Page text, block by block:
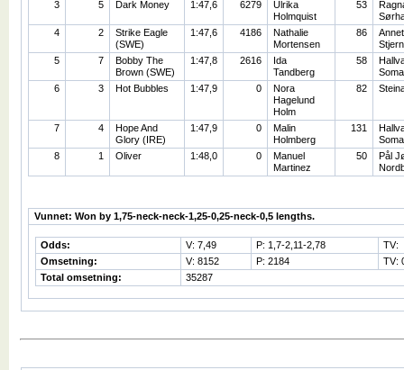
3 5 Dark Money 1:47,6 6279
Ulrika
Holmquist
53
4
2
Strike Eagle
(SWE)
1:47,6 4186
Nathalie
Mortensen
86
5
7
Bobby The
Brown (SWE)
1:47,8 2616
Ida
Tandberg
58
Soma
6
3 Hot Bubbles 1:47,9 0
Nora
Hagelund
Holm
82
7 4
Hope And
Glory (IRE)
1:47,9 0
Malin
Holmberg
131
Soma
8
1 Oliver 1:48,0 0
Manuel
Martinez
50
Pål
Vunnet: Won by 1,75-neck-neck-1,25-0,25-neck-0,5 lengths.
Odds: V: 7,49 P: 1,7-2,11-2,78
TV:
Omsetning:
V: 8152 P: 2184
TV:
Total omsetning:
35287